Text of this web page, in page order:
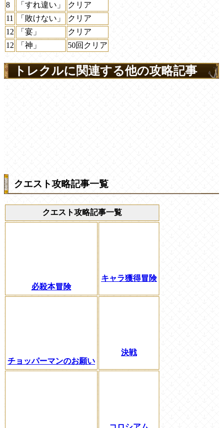
8
「すれ違い」
クリア
11
「敗けない」
クリア
12
「宴」
クリア
12
「神」 50回クリア
トレクルに関連する他の攻略記事
クエスト攻略記事一覧
クエスト攻略記事一覧
必殺本冒険
キャラ獲得冒険
チョッパーマンのお願い
決戦